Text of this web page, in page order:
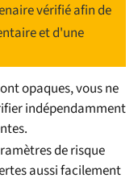
vérifié afin de
et d'une
opaques, vous ne
indépendamment
de risque
aussi facilement